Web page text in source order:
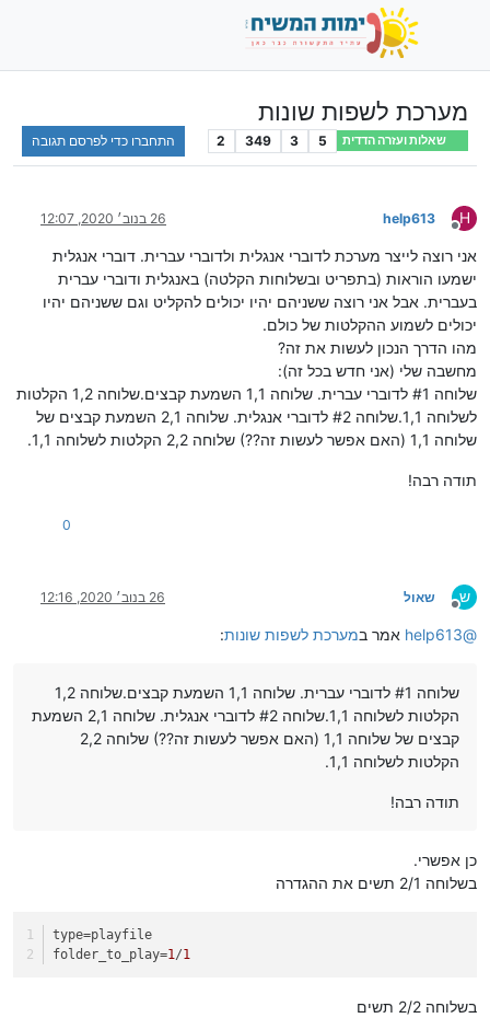
מערכת לשפות שונות
שאלות ועזרה הדדית 5
3
349
2 התחברו כדי לפרסם תגובה
H
מנותק
help613 26 בנוב׳ 2020, 12:07
אני רוצה לייצר מערכת לדוברי אנגלית ולדוברי עברית. דוברי אנגלית
ישמעו הוראות (בתפריט ובשלוחות הקלטה) באנגלית ודוברי עברית
בעברית. אבל אני רוצה ששניהם יהיו יכולים להקליט וגם ששניהם יהיו
יכולים לשמוע ההקלטות של כולם.
מהו הדרך הנכון לעשות את זה?
מחשבה שלי (אני חדש בכל זה):
שלוחה #1 לדוברי עברית. שלוחה 1,1 השמעת קבצים.שלוחה 1,2 הקלטות
לשלוחה 1,1.שלוחה #2 לדוברי אנגלית. שלוחה 2,1 השמעת קבצים של
שלוחה 1,1 (האם אפשר לעשות זה??) שלוחה 2,2 הקלטות לשלוחה 1,1.
תודה רבה!
0
ש
מנותק
שאול 26 בנוב׳ 2020, 12:16
@
help613 אמר במערכת לשפות שונות:
שלוחה #1 לדוברי עברית. שלוחה 1,1 השמעת קבצים.שלוחה 1,2
הקלטות לשלוחה 1,1.שלוחה #2 לדוברי אנגלית. שלוחה 2,1 השמעת
קבצים של שלוחה 1,1 (האם אפשר לעשות זה??) שלוחה 2,2
הקלטות לשלוחה 1,1.
תודה רבה!
כן אפשרי.
בשלוחה 2/1 תשים את ההגדרה
type=playfile
folder_to_play=1/1
בשלוחה 2/2 תשים